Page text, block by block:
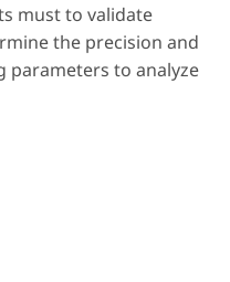
must to validate
the precision and
parameters to analyze